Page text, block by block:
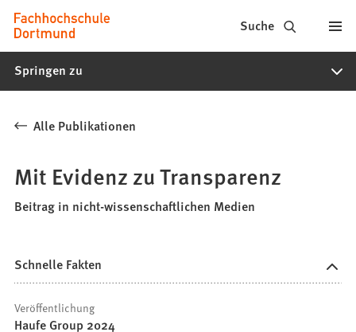
Inhalt anspringen
Fachhochschule
Dortmund
-
Studiengänge,
Bewerbung
Suche
Springen zu
Alle Publikationen
Mit Evidenz zu Transparenz
Beitrag in nicht-wissenschaftlichen Medien
Schnelle Fakten
Veröffentlichung
Haufe Group 2024